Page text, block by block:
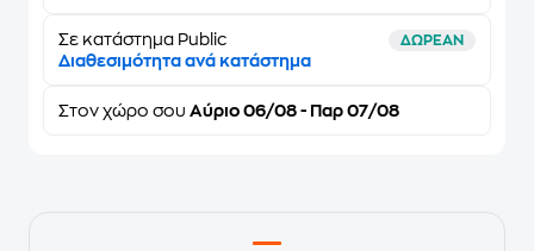
Σε κατάστημα Public ΔΩΡΕΑΝ
Διαθεσιμότητα ανά κατάστημα
Στον χώρο σου Αύριο 06/08 - Παρ 07/08